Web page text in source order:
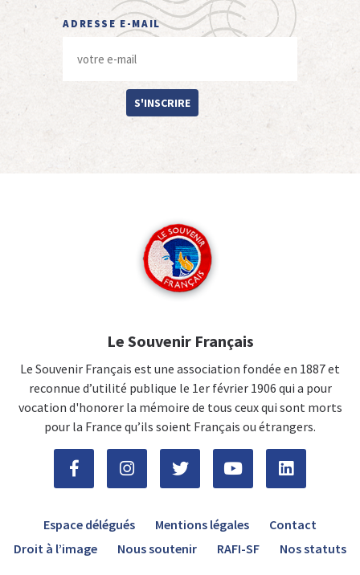
ADRESSE E-MAIL
S'INSCRIRE
Le Souvenir Français
Le Souvenir Français est une association fondée en 1887 et
reconnue d’utilité publique le 1er février 1906 qui a pour
vocation d'honorer la mémoire de tous ceux qui sont morts
pour la France qu’ils soient Français ou étrangers.
Espace délégués Mentions légales
Contact
Droit à l’image
Nous soutenir RAFI-SF Nos statuts